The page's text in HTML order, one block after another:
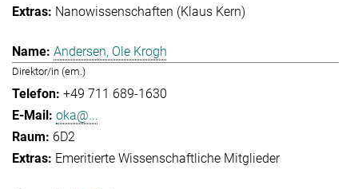
Nanowissenschaften (Klaus Kern)
Andersen, Ole Krogh
Direktor/in (em.)
+49 711 689-1630
oka@...
6D2
Emeritierte Wissenschaftliche Mitglieder